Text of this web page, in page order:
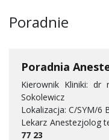
Poradnie
Poradnia
Kierownik Kliniki: dr
Sokolewicz
Lokalizacja: C/SYM/6
Lekarz Anestezjolog
77 23